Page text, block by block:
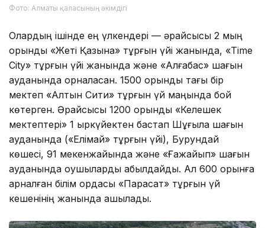
Фото: Алматы қаласының әкімдігі
Олардың ішінде ең үлкендері — әрқайсысы 2 мың
орындық «Жеті Қазына» тұрғын үйі жанында, «Time
City» тұрғын үйі жанында және «Алғабас» шағын
ауданында орналасқан. 1500 орындық тағы бір
мектеп «Алтын Сити» тұрғын үй маңында бой
көтерген. Әрқайсысы 1200 орындық «Келешек
мектептері» 1 қыркүйектен бастап Шұғыла шағын
ауданында («Елімай» тұрғын үйі), Бурундай
көшесі, 91 мекенжайында және «Ғажайып» шағын
ауданында оқушыларды қабылдайды. Ал 600 орынға
арналған білім ордасы «Парасат» тұрғын үй
кешенінің жанында ашылады.